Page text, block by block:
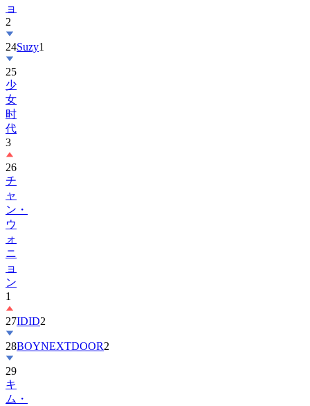
ョ
2
24Suzy1
25
少
女
时
代
3
26
チ
ャ
ン・
ウ
ォ
ニ
ョ
ン
1
27IDID2
28BOYNEXTDOOR2
29
キ
ム・